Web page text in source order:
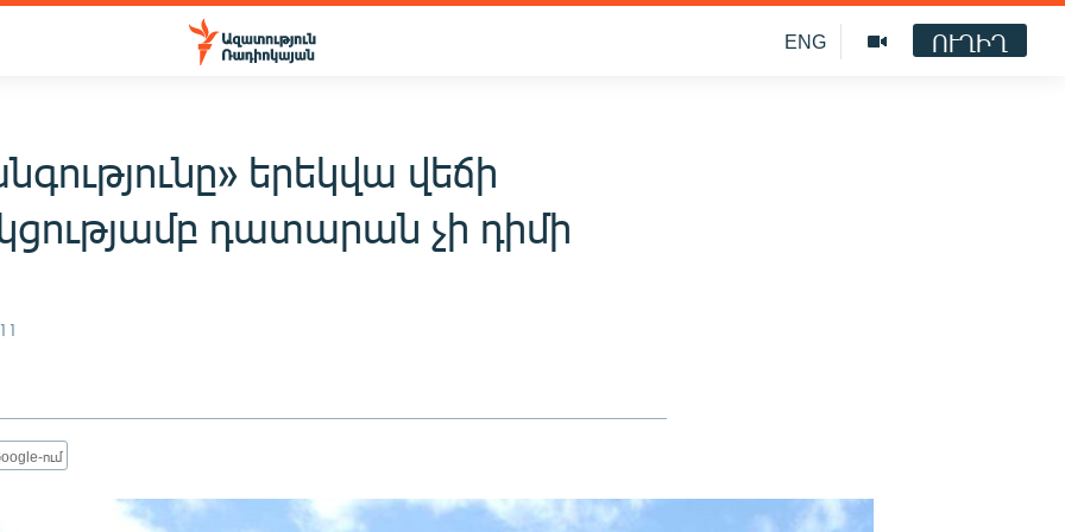
ENG ՈՒՂԻՂ
երեկվա վեճի
դատարան չի դիմի
ում